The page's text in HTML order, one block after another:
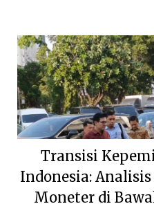
Transisi
Indonesia:
Moneter di